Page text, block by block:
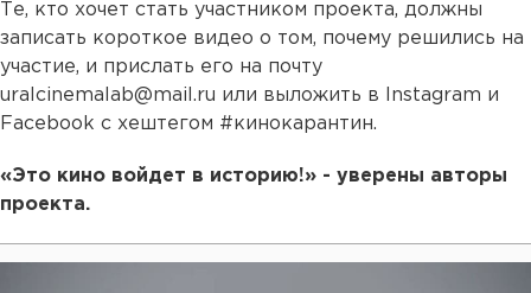
Те, кто хочет стать участником проекта, должны
записать короткое видео о том, почему решились на
участие, и прислать его на почту
uralcinemalab@mail.ru или выложить в Instagram и
Facebook с хештегом #кинокарантин.
«Это кино войдет в историю!» - уверены авторы
проекта.